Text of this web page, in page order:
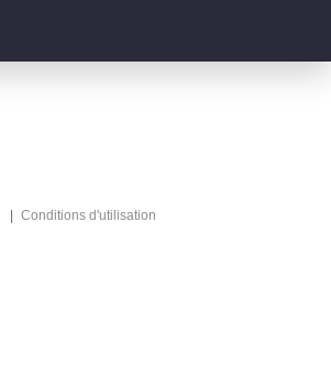
01:41
Conditions d'utilisation